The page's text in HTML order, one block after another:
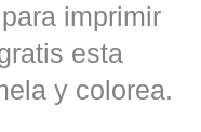
imprimir
esta
y colorea.